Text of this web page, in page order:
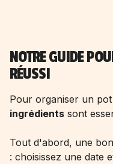
NOTRE GUIDE
RÉUSSI
Pour organiser un
ingrédients sont
Tout d'abord, une
: choisissez une date